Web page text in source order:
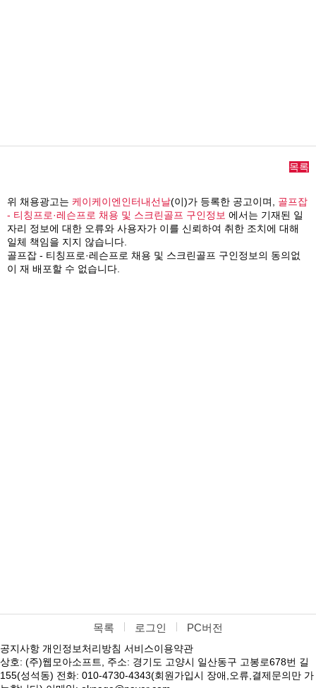
목록
위 채용광고는 케이케이엔인터내선날(이)가 등록한 공고이며, 골프잡
- 티칭프로·레슨프로 채용 및 스크린골프 구인정보 에서는 기재된 일
자리 정보에 대한 오류와 사용자가 이를 신뢰하여 취한 조치에 대해
일체 책임을 지지 않습니다.
골프잡 - 티칭프로·레슨프로 채용 및 스크린골프 구인정보의 동의없
이 재 배포할 수 없습니다.
목록 로그인 PC버전
공지사항 개인정보처리방침 서비스이용약관
상호: (주)웹모아소프트, 주소: 경기도 고양시 일산동구 고봉로678번 길
155(성석동) 전화: 010-4730-4343(회원가입시 장애,오류,결제문의만 가